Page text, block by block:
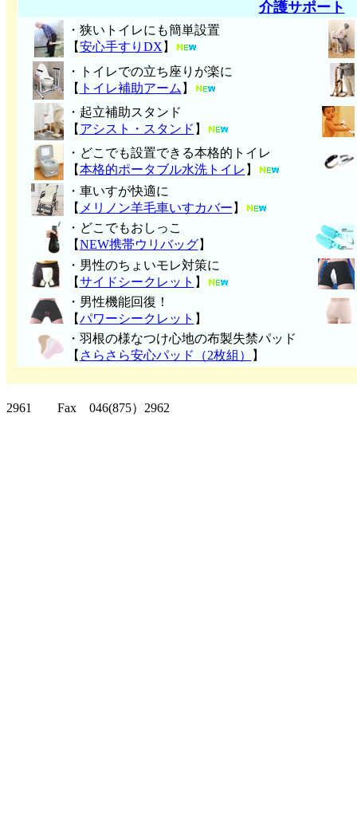
介護サポート
・狭いトイレにも簡単設置
【安心手すりDX 】
・トイレでの立ち座りが楽に
【 トイレ補助アーム 】
・起立補助スタンド
【 アシスト・スタンド 】
・どこでも設置できる本格的トイレ
【本格的ポータブル水洗トイレ 】
・車いすが快適に
【 メリノン羊毛車いすカバー 】
・どこでもおしっこ
【NEW携帯ウリバッグ】
・男性のちょいモレ対策に
【サイドシークレット 】
・男性機能回復！
【パワーシークレット 】
・ 羽根の様なつけ心地の布製失禁パッ ド
【 さらさら安心パッド（2枚組） 】
2961 Fax 046(875）2962